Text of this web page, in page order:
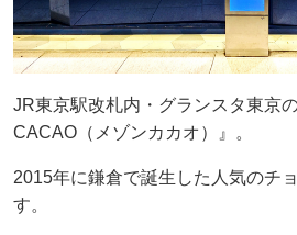
JR東京駅改札内・グランスタ東京
CACAO（メゾンカカオ）』。
2015年に鎌倉で誕生した人気のチ
す。